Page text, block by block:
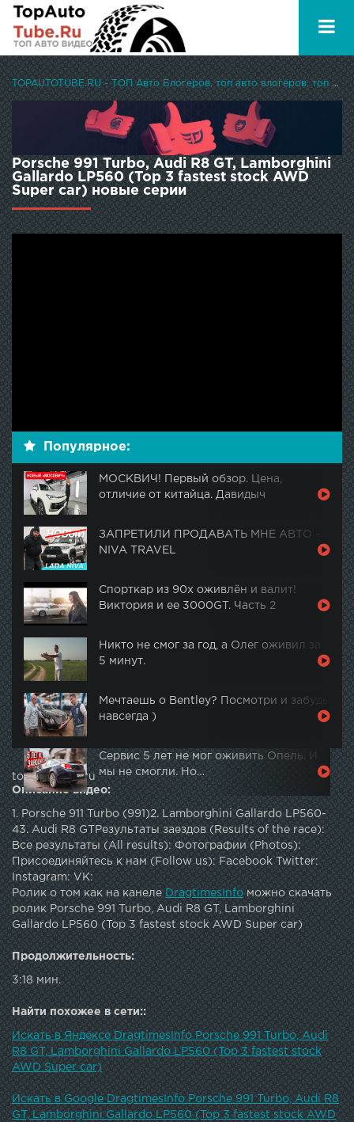
TOPAUTOTUBE.RU - ТОП Авто Блогеров, топ авто влогеров, топ авто ютуберов
Porsche 991 Turbo, Audi R8 GT, Lamborghini
Gallardo LP560 (Top 3 fastest stock AWD
Super car) новые серии
Популярное:
МОСКВИЧ! Первый обзор. Цена,
отличие от китайца. Давидыч
ЗАПРЕТИЛИ ПРОДАВАТЬ МНЕ АВТО -
NIVA TRAVEL
Спорткар из 90х оживлён и валит!
Виктория и ее 3000GT. Часть 2
Никто не смог за год, а Олег оживил за
5 минут.
Мечтаешь о Bentley? Посмотри и забудь
навсегда )
Сервис 5 лет не мог оживить Опель. И
мы не смогли. Но…
topautotube.ru
Описание видео:
1. Porsche 911 Turbo (991)2. Lamborghini Gallardo LP560-
43. Audi R8 GTРезультаты заездов (Results of the race):
Все результаты (All results): Фотографии (Photos):
Присоединяйтесь к нам (Follow us): Facebook Twitter:
Instagram: VK:
Ролик о том как на канеле DragtimesInfoможно скачать
ролик Porsche 991 Turbo, Audi R8 GT, Lamborghini
Gallardo LP560 (Top 3 fastest stock AWD Super car)
Продолжительность:
3:18 мин.
Найти похожее в сети::
Искать в Яндексе DragtimesInfo Porsche 991 Turbo, Audi
R8 GT, Lamborghini Gallardo LP560 (Top 3 fastest stock
AWD Super car)
Искать в Google DragtimesInfo Porsche 991 Turbo, Audi R8
GT, Lamborghini Gallardo LP560 (Top 3 fastest stock AWD